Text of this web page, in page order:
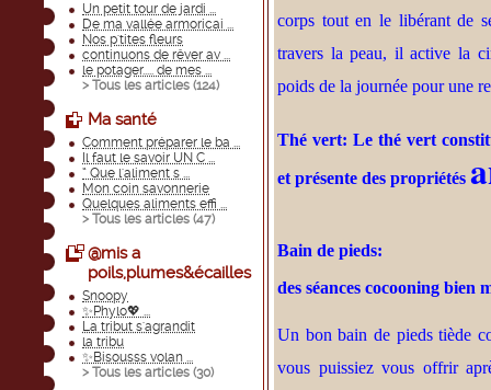
Un petit tour de jardi ...
De ma vallée armoricai ...
Nos p'tites fleurs
continuons de rêver av ...
le potager..... de mes ...
> Tous les articles (124)
Ma santé
Comment préparer le ba ...
Il faut le savoir UN C ...
“ Que l'aliment s ...
Mon coin savonnerie
Quelques aliments effi ...
> Tous les articles (47)
@mis a
poils,plumes&écailles
Snoopy
✨Phylo💖 ...
La tribut s'agrandit
la tribu
✨Bisousss volan ...
> Tous les articles (30)
corps tout en le libérant de
travers la peau, il active la
poids de la journée pour une
Thé vert: Le thé vert
et présente des propriétés
Bain de pieds:
des séances cocooning bien
Un bon bain de pieds tiède
vous puissiez vous offrir